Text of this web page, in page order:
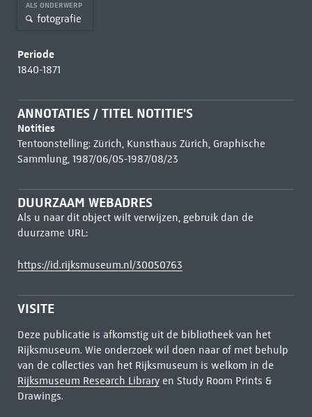
ALS ONDERWERP
fotografie
Periode
1840-1871
ANNOTATIES / TITEL NOTITIE'S
Notities
Tentoonstelling: Zürich, Kunsthaus Zürich, Graphische
Sammlung, 1987/06/05-1987/08/23
DUURZAAM WEBADRES
Als u naar dit object wilt verwijzen, gebruik dan de
duurzame URL:
https://id.rijksmuseum.nl/30050763
VISITE
Deze publicatie is afkomstig uit de bibliotheek van het
Rijksmuseum. Wie onderzoek wil doen naar of met behulp
van de collecties van het Rijksmuseum is welkom in de
Rijksmuseum Research Libraryen Study Room Prints &
Drawings.